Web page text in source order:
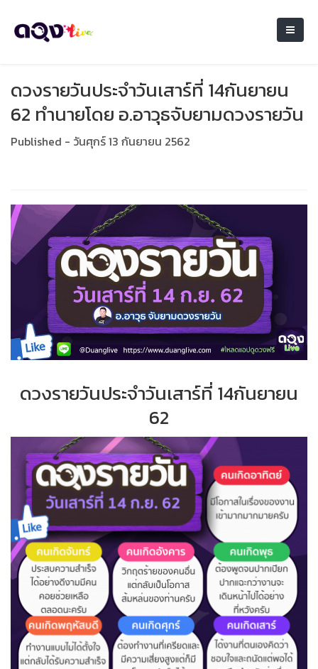
ดวงรายวันประจำวันเสาร์ที่ 14กันยายน
62 ทำนายโดย อ.อาวุธจับยามดวงรายวัน
Published - วันศุกร์ 13 กันยายน 2562
ดวงรายวันประจำวันเสาร์ที่ 14กันยายน
62